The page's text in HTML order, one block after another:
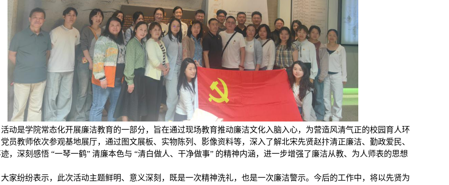
动是学院常态化开展廉洁教育的一部分，旨在通过现场教育推动廉洁文化入脑入心，为营造风清气正的校园育人环
员教师依次参观基地展厅，通过图文展板、实物陈列、影像资料等，深入了解北宋先贤赵抃清正廉洁、勤政爱民、
，深刻感悟 “一琴一鹤” 清廉本色与 “清白做人、干净做事” 的精神内涵，进一步增强了廉洁从教、为人师表的思想
家纷纷表示，此次活动主题鲜明、意义深刻，既是一次精神洗礼，也是一次廉洁警示。今后的工作中，将以先贤为